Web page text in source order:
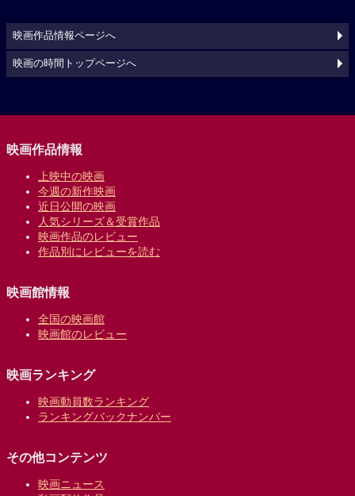
映画作品情報ページへ
映画の時間トップページへ
映画作品情報
上映中の映画
今週の新作映画
近日公開の映画
人気シリーズ＆受賞作品
映画作品のレビュー
作品別にレビューを読む
映画館情報
全国の映画館
映画館のレビュー
映画ランキング
映画動員数ランキング
ランキングバックナンバー
その他コンテンツ
映画ニュース